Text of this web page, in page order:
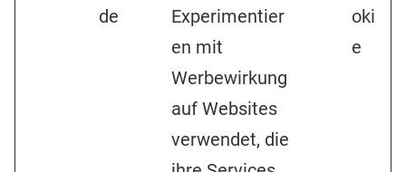
de
Experimentier
en mit
Werbewirkung
auf Websites
verwendet, die
oki
e